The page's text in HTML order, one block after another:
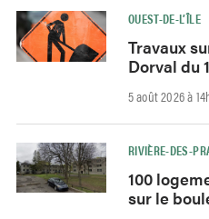
OUEST-DE-L’ÎLE
Travaux
Dorval du
5 août 2026 à
RIVIÈRE-DES-
100
sur le